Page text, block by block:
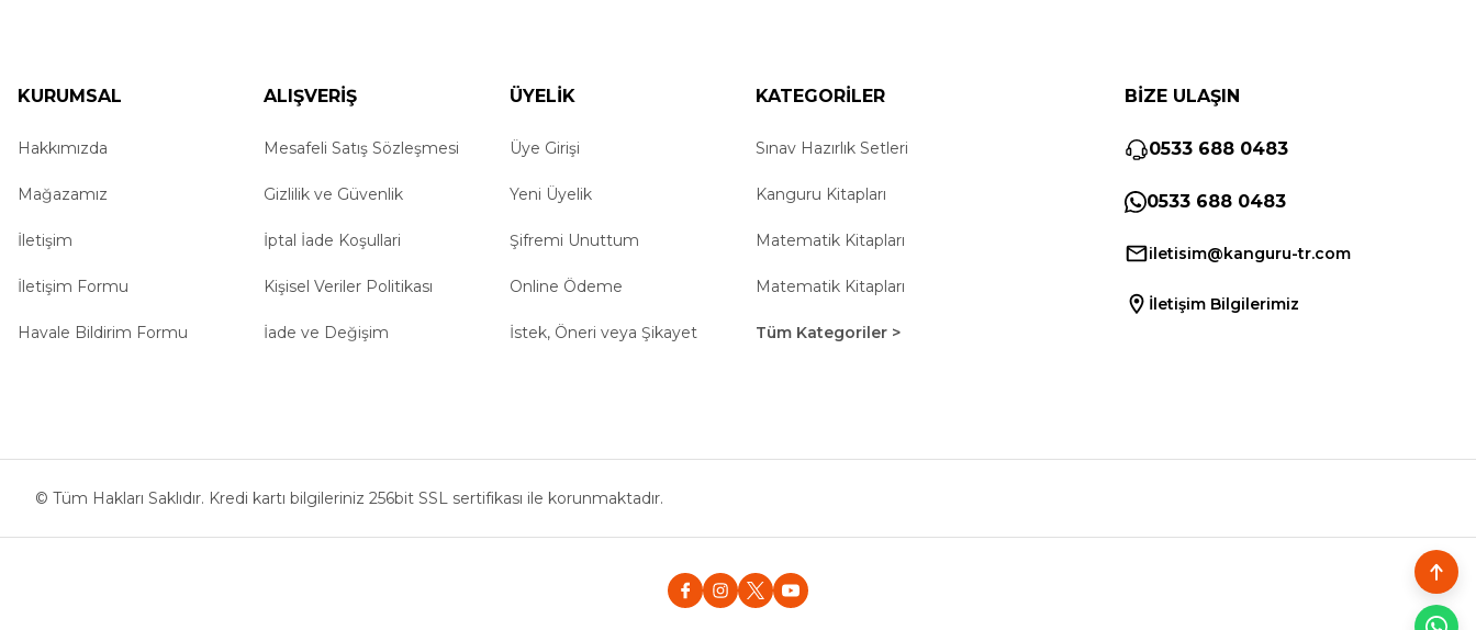
Gönder
KURUMSAL
Hakkımızda
Mağazamız
İletişim
İletişim Formu
Havale Bildirim Formu
ALIŞVERİŞ
Mesafeli Satış Sözleşmesi
Gizlilik ve Güvenlik
İptal İade Koşullari
Kişisel Veriler Politikası
İade ve Değişim
ÜYELİK
Üye Girişi
Yeni Üyelik
Şifremi Unuttum
Online Ödeme
İstek, Öneri veya Şikayet
KATEGORİLER
Sınav Hazırlık Setleri
Kanguru Kitapları
Matematik Kitapları
Matematik Kitapları
Tüm Kategoriler >
BİZE ULAŞIN
0533 688 0483
0533 688 0483
iletisim@kanguru-tr.com
İletişim Bilgilerimiz
© Tüm Hakları Saklıdır. Kredi kartı bilgileriniz 256bit SSL sertifikası ile korunmaktadır.